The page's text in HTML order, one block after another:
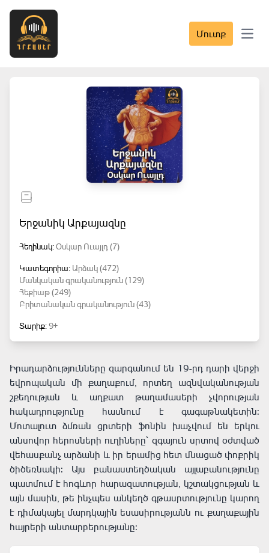
Մուտք Open
Երջանիկ Արքայազնը
Հեղինակ:Օսկար Ուայլդ (7)
Կատեգորիա: Արձակ (472)
Մանկական գրականություն (129)
Հեքիաթ (249)
Բրիտանական գրականություն (43)
Տարիք:9+
Իրադարձությունները զարգանում են 19-րդ դարի վերջի
եվրոպական մի քաղաքում, որտեղ ազնվականության
շքեղության և աղքատ թաղամասերի չվորության
հակադրությունը հասնում է գագաթնակետին:
Մոտալուտ ձմռան ցրտերի ֆոնին խաչվում են երկու
անսովոր հերոսների ուղիները՝ զգայուն սրտով օժտված
վեհասքանչ արձանի և իր երամից հետ մնացած փոքրիկ
ծիծեռնակի: Այս բանաստեղծական այլաբանությունը
պատմում է հոգևոր հարազատության, կշտակցության և
այն մասին, թե ինչպես անկեղծ գթասրտությունը կարող
է դիմակայել մարդկային եսասիրությանն ու քաղաքային
հայրերի անտարբերությանը: